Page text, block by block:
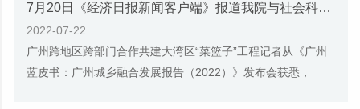
7月20日《经济日报新闻客户端》报道我院与社会科学文献出版社联合发布《广州蓝皮书：广州城乡融合发展报告(2022)》的媒体文章
2022-07-22
广州跨地区跨部门合作共建大湾区“菜篮子”工程记者从《广州
蓝皮书：广州城乡融合发展报告（2022）》发布会获悉，